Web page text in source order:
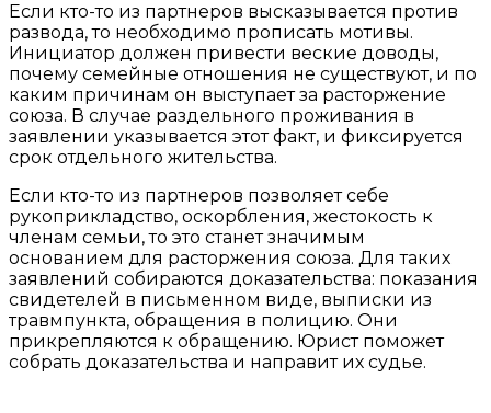
Если кто-то из партнеров высказывается против
развода, то необходимо прописать мотивы.
Инициатор должен привести веские доводы,
почему семейные отношения не существуют, и по
каким причинам он выступает за расторжение
союза. В случае раздельного проживания в
заявлении указывается этот факт, и фиксируется
срок отдельного жительства.
Если кто-то из партнеров позволяет себе
рукоприкладство, оскорбления, жестокость к
членам семьи, то это станет значимым
основанием для расторжения союза. Для таких
заявлений собираются доказательства: показания
свидетелей в письменном виде, выписки из
травмпункта, обращения в полицию. Они
прикрепляются к обращению. Юрист поможет
собрать доказательства и направит их судье.